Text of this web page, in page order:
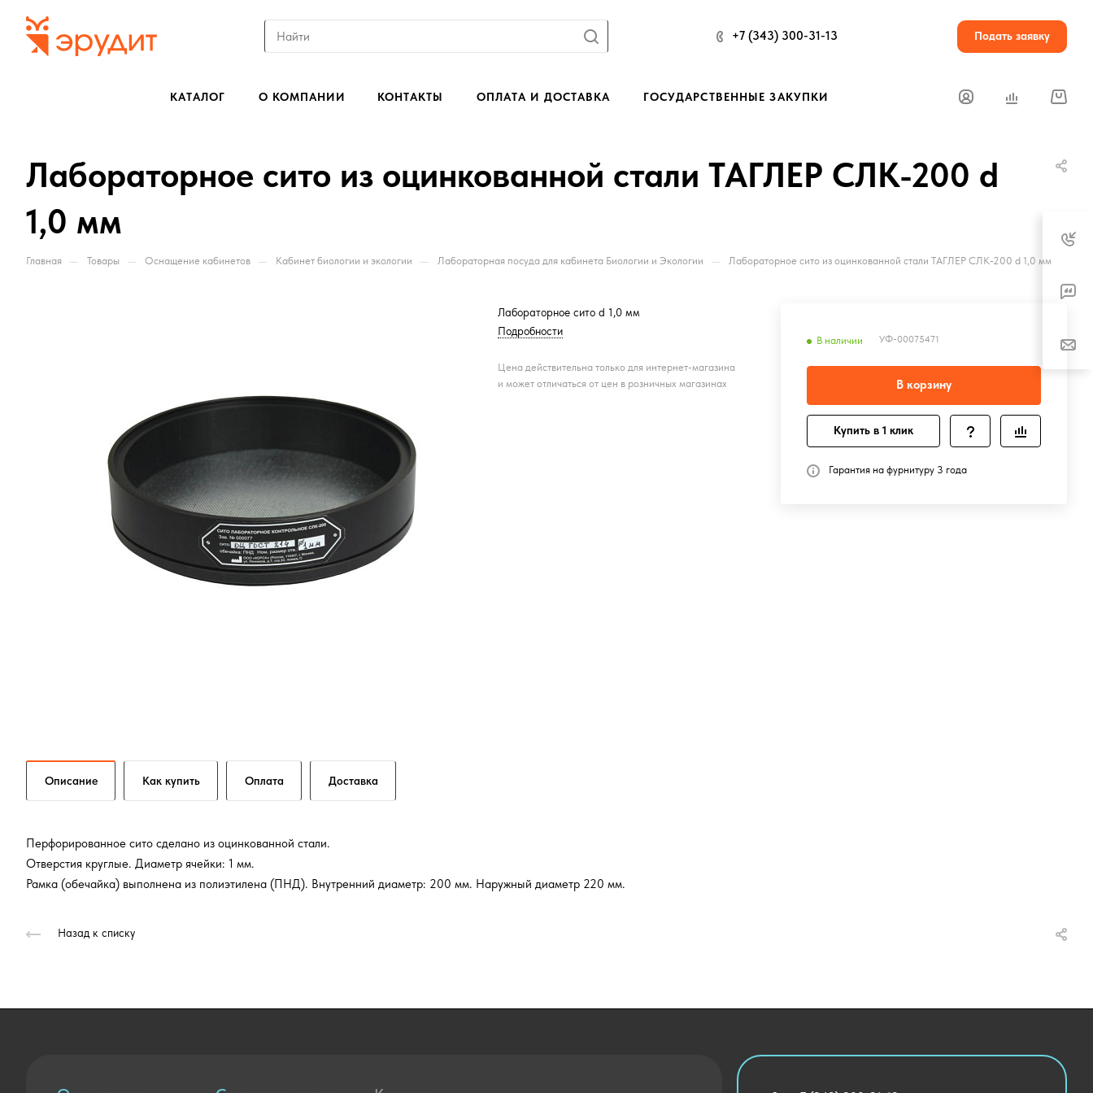
+7 (343) 300-31-13 Подать заявку
КАТАЛОГ О КОМПАНИИ КОНТАКТЫ ОПЛАТА И ДОСТАВКА ГОСУДАРСТВЕННЫЕ ЗАКУПКИ
Лабораторное сито из оцинкованной стали ТАГЛЕР СЛК-200 d
1,0 мм
Главная — Товары — Оснащение кабинетов — Кабинет биологии и экологии — Лабораторная посуда для кабинета Биологии и Экологии — Лабораторное сито из оцинкованной стали ТАГЛЕР СЛК-200 d 1,0 мм
В наличии УФ-00075471
В корзину
Купить в 1 клик
Гарантия на фурнитуру 3 года
Лабораторное сито d 1,0 мм
Подробности
Цена действительна только для интернет-магазина
и может отличаться от цен в розничных магазинах
Описание Как купить Оплата Доставка
Перфорированное сито сделано из оцинкованной стали.
Отверстия круглые. Диаметр ячейки: 1 мм.
Рамка (обечайка) выполнена из полиэтилена (ПНД). Внутренний диаметр: 200 мм. Наружный диаметр 220 мм.
Назад к списку